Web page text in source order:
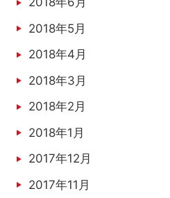
2018年5月
2018年4月
2018年3月
2018年2月
2018年1月
2017年12月
2017年11月